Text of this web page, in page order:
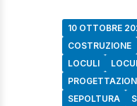
10 OTTOBRE
COSTRUZIONE
LOCULI
SEPOLTURA